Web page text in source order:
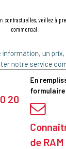
contractuelles, veillez à
commercial.
un prix,
notre service
20
En
formulaire
de